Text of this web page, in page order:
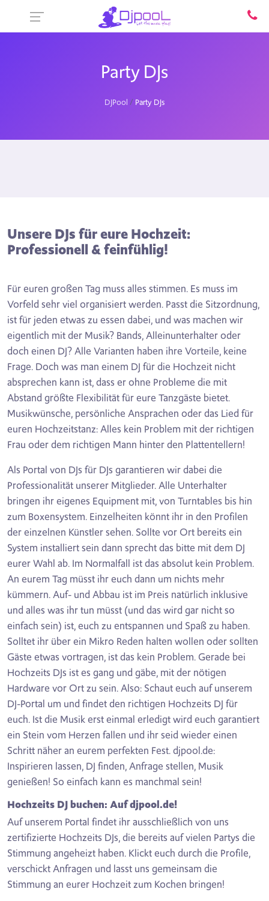
Party DJs
DJPool Party DJs
Unsere DJs für eure Hochzeit:
Professionell & feinfühlig!
Für euren großen Tag muss alles stimmen. Es muss im
Vorfeld sehr viel organisiert werden. Passt die Sitzordnung,
ist für jeden etwas zu essen dabei, und was machen wir
eigentlich mit der Musik? Bands, Alleinunterhalter oder
doch einen DJ? Alle Varianten haben ihre Vorteile, keine
Frage. Doch was man einem DJ für die Hochzeit nicht
absprechen kann ist, dass er ohne Probleme die mit
Abstand größte Flexibilität für eure Tanzgäste bietet.
Musikwünsche, persönliche Ansprachen oder das Lied für
euren Hochzeitstanz: Alles kein Problem mit der richtigen
Frau oder dem richtigen Mann hinter den Plattentellern!
Als Portal von DJs für DJs garantieren wir dabei die
Professionalität unserer Mitglieder. Alle Unterhalter
bringen ihr eigenes Equipment mit, von Turntables bis hin
zum Boxensystem. Einzelheiten könnt ihr in den Profilen
der einzelnen Künstler sehen. Sollte vor Ort bereits ein
System installiert sein dann sprecht das bitte mit dem DJ
eurer Wahl ab. Im Normalfall ist das absolut kein Problem.
An eurem Tag müsst ihr euch dann um nichts mehr
kümmern. Auf- und Abbau ist im Preis natürlich inklusive
und alles was ihr tun müsst (und das wird gar nicht so
einfach sein) ist, euch zu entspannen und Spaß zu haben.
Solltet ihr über ein Mikro Reden halten wollen oder sollten
Gäste etwas vortragen, ist das kein Problem. Gerade bei
Hochzeits DJs ist es gang und gäbe, mit der nötigen
Hardware vor Ort zu sein. Also: Schaut euch auf unserem
DJ-Portal um und findet den richtigen Hochzeits DJ für
euch. Ist die Musik erst einmal erledigt wird euch garantiert
ein Stein vom Herzen fallen und ihr seid wieder einen
Schritt näher an eurem perfekten Fest. djpool.de:
Inspirieren lassen, DJ finden, Anfrage stellen, Musik
genießen! So einfach kann es manchmal sein!
Hochzeits DJ buchen: Auf djpool.de!
Auf unserem Portal findet ihr ausschließlich von uns
zertifizierte Hochzeits DJs, die bereits auf vielen Partys die
Stimmung angeheizt haben. Klickt euch durch die Profile,
verschickt Anfragen und lasst uns gemeinsam die
Stimmung an eurer Hochzeit zum Kochen bringen!